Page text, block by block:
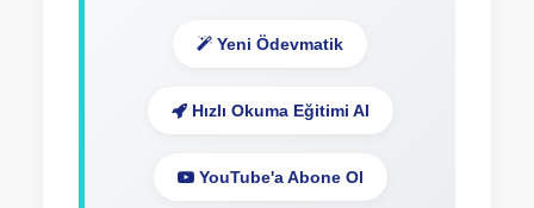
Yeni Ödevmatik
Hızlı Okuma Eğitimi Al
YouTube'a Abone Ol